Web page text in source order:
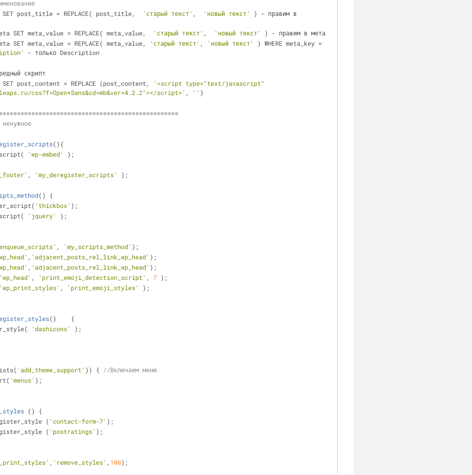
SET post_title = REPLACE( post_title,
'старый текст' , 'новый текст'
) - правим в
SET meta_value = REPLACE( meta_value,
'старый текст' , 'новый текст'
) - правим в мета
SET meta_value = REPLACE( meta_value,
'старый текст' , 'новый текст'
- только Description
скрипт
SET post_content = REPLACE (post_content,
'<script type="text/javascript"
css?f=Open+Sans&cd=mb&ver=4.2.2"></script>' , '' )
( ) {
'wp-embed'
);
, 'my_deregister_scripts' );
( )
{
'thickbox' );
'jquery'
);
, 'my_scripts_method' );
, 'adjacent_posts_rel_link_wp_head' );
, 'adjacent_posts_rel_link_wp_head' );
'wp_head' , 'print_emoji_detection_script' , 7 );
'wp_print_styles' , 'print_emoji_styles' );
( )
{
'dashicons'
);
'add_theme_support' )) {
//Включаем меню
'menus' );
( )
{
(
'contact-form-7' );
(
'postratings' );
, 'remove_styles' , 100);